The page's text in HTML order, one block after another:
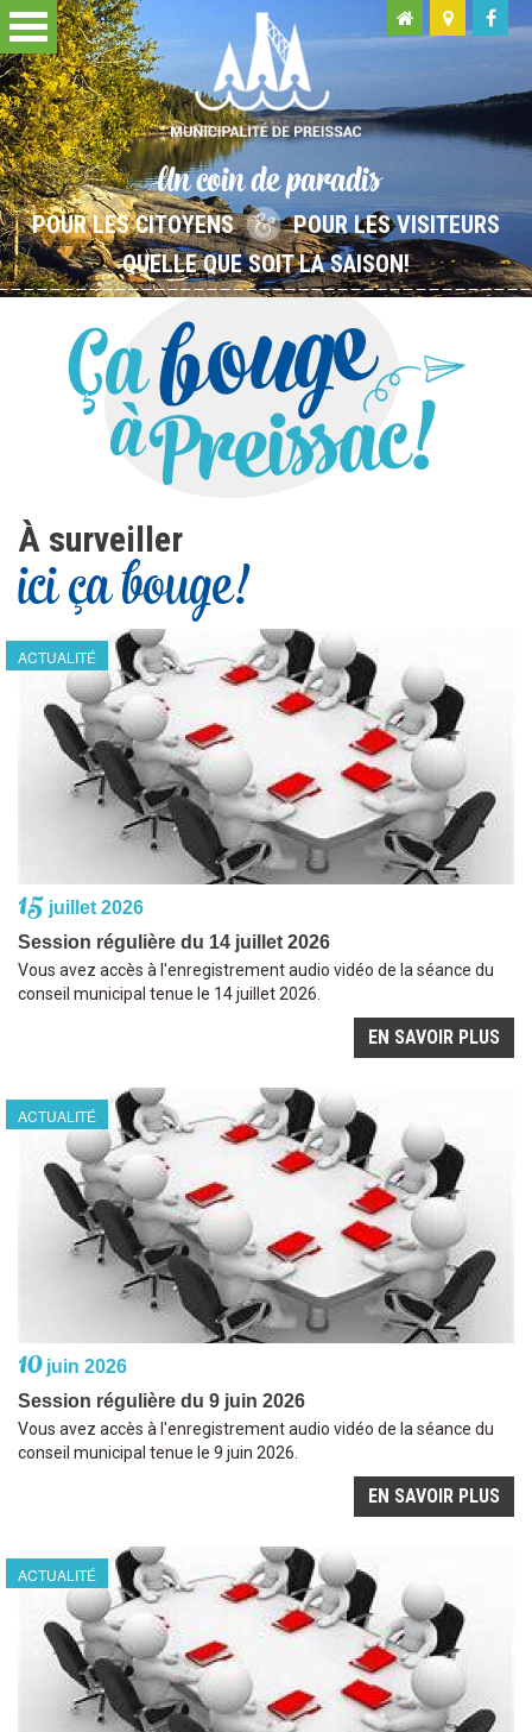
Un coin de paradis
POUR LES CITOYENS
POUR LES VISITEURS
QUELLE QUE SOIT LA SAISON!
À surveiller
ici ça bouge!
ACTUALITÉ
15 juillet 2026
Session régulière du 14 juillet 2026
Vous avez accès à l'enregistrement audio vidéo de la séance du
conseil municipal tenue le 14 juillet 2026.
EN SAVOIR PLUS
ACTUALITÉ
10juin 2026
Session régulière du 9 juin 2026
Vous avez accès à l'enregistrement audio vidéo de la séance du
conseil municipal tenue le 9 juin 2026.
EN SAVOIR PLUS
ACTUALITÉ